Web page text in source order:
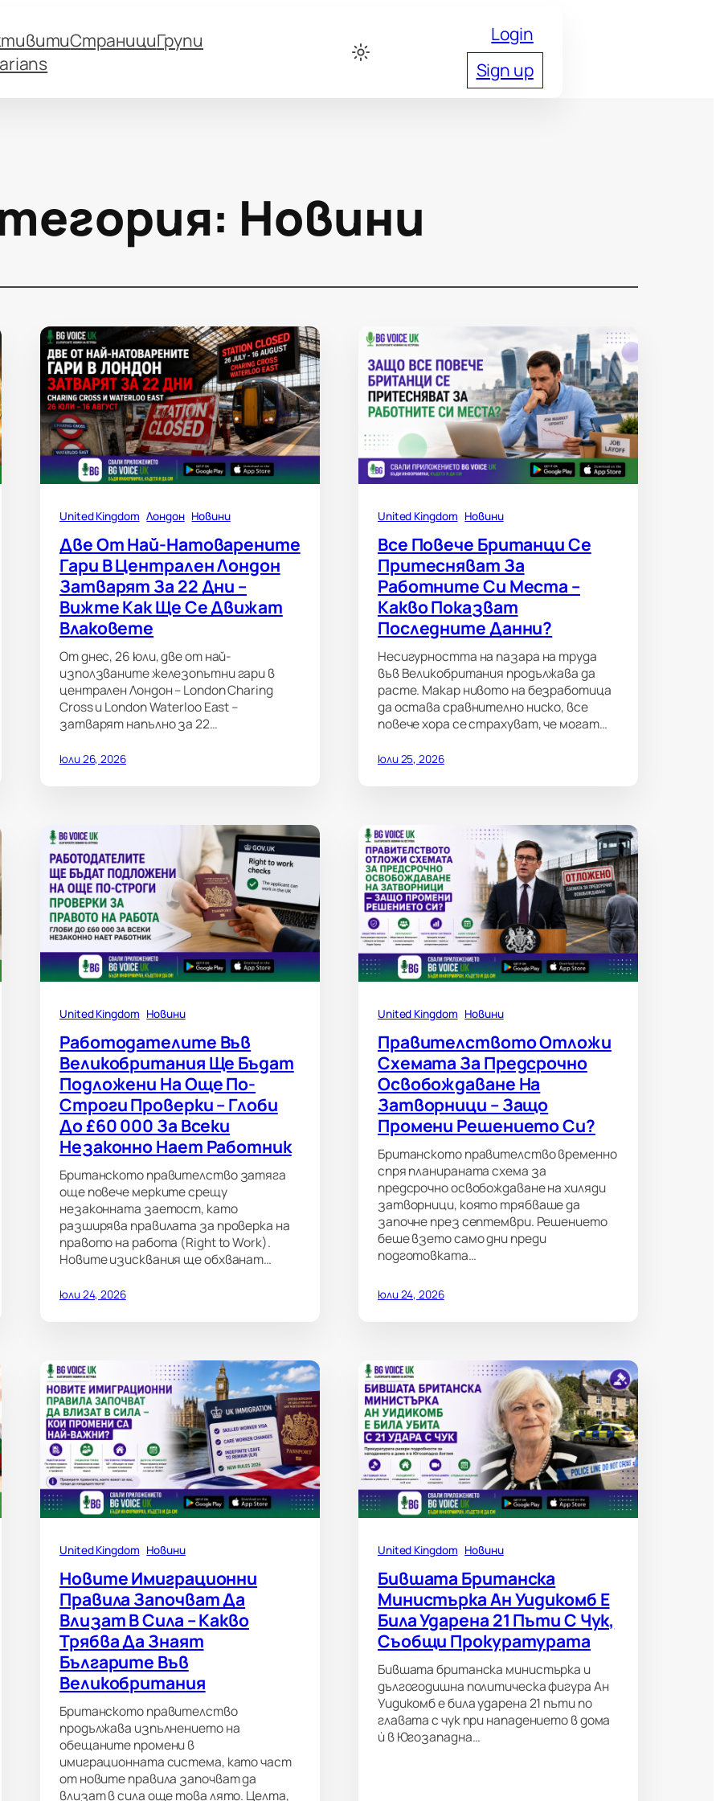
СтранициГрупи
Login
Sign up
Новини
United Kingdom Лондон Новини
Две От Най-Натоварените
Гари В Централен Лондон
Затварят За 22 Дни –
Вижте Как Ще Се Движат
Влаковете
От днес, 26 юли, две от най-
използваните железопътни гари в
централен Лондон – London Charing
Cross и London Waterloo East –
затварят напълно за 22…
юли 26, 2026
United Kingdom Новини
Все Повече Британци Се
Притесняват За
Работните Си Места –
Какво Показват
Последните Данни?
Несигурността на пазара на труда
във Великобритания продължава да
расте. Макар нивото на безработица
да остава сравнително ниско, все
повече хора се страхуват, че могат…
юли 25, 2026
United Kingdom Новини
Работодателите Във
Великобритания Ще Бъдат
Подложени На Още По-
Строги Проверки – Глоби
До £60 000 За Всеки
Незаконно Нает Работник
Британското правителство затяга
още повече мерките срещу
незаконната заетост, като
разширява правилата за проверка на
правото на работа (Right to Work).
Новите изисквания ще обхванат…
юли 24, 2026
United Kingdom Новини
Правителството Отложи
Схемата За Предсрочно
Освобождаване На
Затворници – Защо
Промени Решението Си?
Британското правителство временно
спря планираната схема за
предсрочно освобождаване на хиляди
затворници, която трябваше да
започне през септември. Решението
беше взето само дни преди
подготовката…
юли 24, 2026
United Kingdom Новини
Новите Имиграционни
Правила Започват Да
Влизат В Сила – Какво
Трябва Да Знаят
Българите Във
Великобритания
Британското правителство
продължава изпълнението на
обещаните промени в
имиграционната система, като част
от новите правила започват да
влизат в сила още това лято. Целта,
United Kingdom Новини
Бившата Британска
Министърка Ан Уидикомб Е
Била Ударена 21 Пъти С Чук,
Съобщи Прокуратурата
Бившата британска министърка и
дългогодишна политическа фигура Ан
Уидикомб е била ударена 21 пъти по
главата с чук при нападението в дома
ѝ в Югозападна…